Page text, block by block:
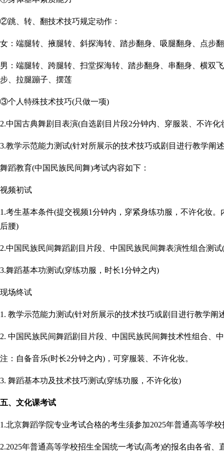
②跳、转、翻技术技巧规定动作：
女：端腿转、掖腿转、斜探海转、踏步翻身、吸腿翻身、点步
男：端腿转、跨腿转、扫堂探海转、踏步翻身、串翻身、横双
步、拉腿蹦子、摆莲
③个人特殊技术技巧(只做一项)
2.中国古典舞剧目表演(自选剧目片段2分钟内、穿服装、不许化
3.教学示范能力测试(针对所展示的技术技巧或剧目进行教学阐
舞蹈教育(中国民族民间舞)考试内容如下：
视频初试
1.考生基本条件(提交视频1分钟内，穿紧身练功服，不许化妆
后腰)
2.中国民族民间舞蹈剧目片段、中国民族民间舞表演性组合测
3.舞蹈基本功测试(穿练功服，时长1分钟之内)
现场终试
1. 教学示范能力测试(针对所展示的技术技巧或剧目进行教学阐
2. 中国民族民间舞蹈剧目片段、中国民族民间舞技术性组合、
注：自备音乐(时长2分钟之内)，可穿服装、不许化妆。
3. 舞蹈基本功及技术技巧测试(穿练功服，不许化妆)
五、文化课考试
1.北京舞蹈学院专业考试合格的考生须参加2025年普通高等学
2.2025年普通高等学校招生全国统一考试(高考)的报名由各省